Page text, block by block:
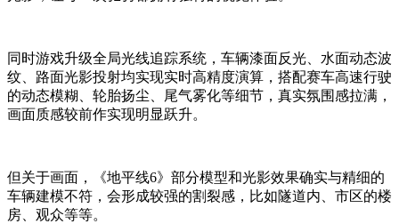
同时游戏升级全局光线追踪系统，车辆漆面反光、水面动态波
纹、路面光影投射均实现实时高精度演算，搭配赛车高速行驶
的动态模糊、轮胎扬尘、尾气雾化等细节，真实氛围感拉满，
画面质感较前作实现明显跃升。
但关于画面，《地平线6》部分模型和光影效果确实与精细的
车辆建模不符，会形成较强的割裂感，比如隧道内、市区的楼
房、观众等等。